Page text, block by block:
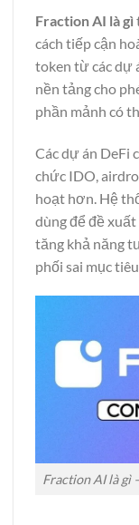
Fraction AI là gì
cách tiếp cận
token từ các dự
nền tảng cho
phần mảnh có
Các dự án DeFi
chức IDO,
hoạt hơn. Hệ
dùng để đề
tăng khả năng
phối sai mục tiêu.
Fraction AI là gì